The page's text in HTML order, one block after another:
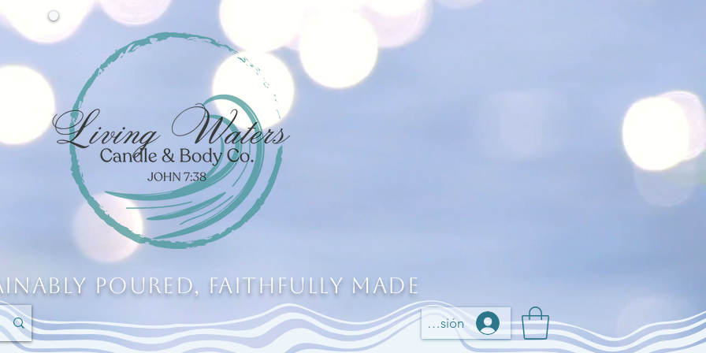
Poured, Faithfully Made
Iniciar sesión